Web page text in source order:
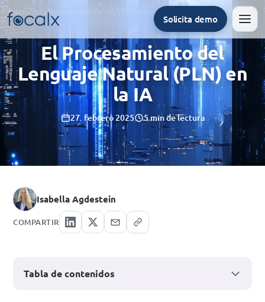
Solicita demo
Inicio Inteligencia Artificial El Procesamiento del Lenguaje Natural (PLN) en la IA
El Procesamiento del
Lenguaje Natural (PLN) en
la IA
27. febrero 2025 5 min de lectura
Isabella Agdestein
COMPARTIR
Tabla de contenidos